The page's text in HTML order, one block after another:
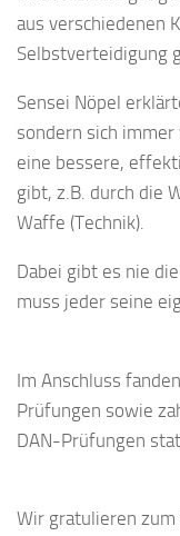
aus verschiedenen
Selbstverteidigung
Sensei Nöpel
sondern sich
eine bessere,
gibt, z.B. durch die
Waffe (Technik).
Dabei gibt es nie
muss jeder seine
Im Anschluss
Prüfungen sowie
DAN-Prüfungen
Wir gratulieren zum